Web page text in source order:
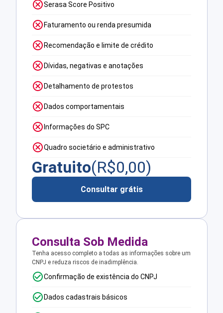
Serasa Score Positivo
Faturamento ou renda presumida
Recomendação e limite de crédito
Dívidas, negativas e anotações
Detalhamento de protestos
Dados comportamentais
Informações do SPC
Quadro societário e administrativo
Gratuito(R$0,00)
Consultar grátis
Consulta Sob Medida
Tenha acesso completo a todas as informações sobre um
CNPJ e reduza riscos de inadimplência.
Confirmação de existência do CNPJ
Dados cadastrais básicos